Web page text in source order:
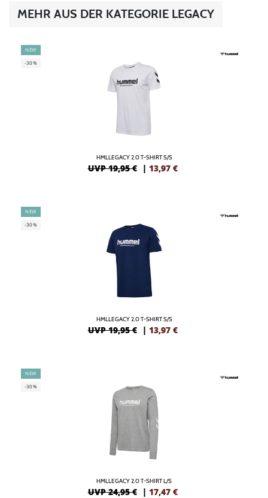
MEHR AUS DER KATEGORIE LEGACY
NEW
-30%
HMLLEGACY 2.0 T-SHIRT S/S
UVP 19,95 € | 13,97 €
NEW
-30%
HMLLEGACY 2.0 T-SHIRT S/S
UVP 19,95 € | 13,97 €
NEW
-30%
HMLLEGACY 2.0 T-SHIRT L/S
UVP 24,95 € | 17,47 €